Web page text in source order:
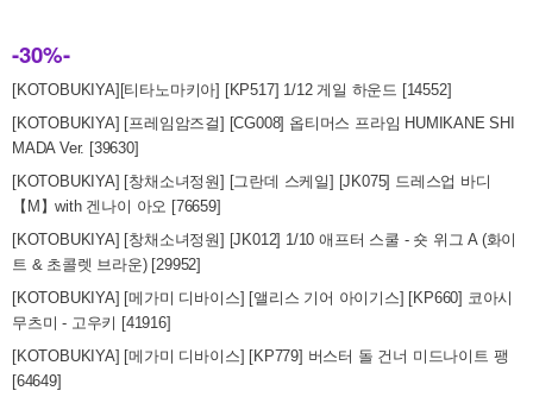
-30%-
[KOTOBUKIYA][티타노마키아] [KP517] 1/12 게일 하운드 [14552]
[KOTOBUKIYA] [프레임암즈걸] [CG008] 옵티머스 프라임 HUMIKANE SHI
MADA Ver. [39630]
[KOTOBUKIYA] [창채소녀정원] [그란데 스케일] [JK075] 드레스업 바디
【M】with 겐나이 아오 [76659]
[KOTOBUKIYA] [창채소녀정원] [JK012] 1/10 애프터 스쿨 - 숏 위그 A (화이
트 & 초콜렛 브라운) [29952]
[KOTOBUKIYA] [메가미 디바이스] [앨리스 기어 아이기스] [KP660] 코아시
무츠미 - 고우키 [41916]
[KOTOBUKIYA] [메가미 디바이스] [KP779] 버스터 돌 건너 미드나이트 팽
[64649]